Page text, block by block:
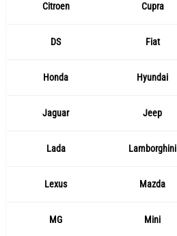
Citroen Cupra
DS Fiat
Honda Hyundai
Jaguar Jeep
Lada Lamborghini
Lexus Mazda
MG Mini